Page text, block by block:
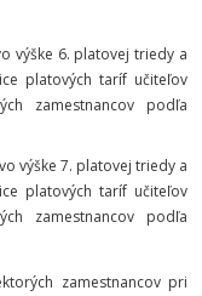
výške 6. platovej triedy a
platových taríf učiteľov
zamestnancov podľa
výške 7. platovej triedy a
platových taríf učiteľov
zamestnancov podľa
zamestnancov pri